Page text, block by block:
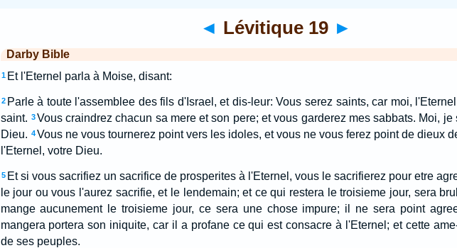
◄ Lévitique 19 ►
Darby Bible
1 Et l'Eternel parla à Moise, disant:
2 Parle à toute l'assemblee des fils d'Israel, et dis-leur: Vous serez saints, car moi,
saint. 3Vous craindrez chacun sa mere et son pere; et vous garderez mes sabbats. Moi,
Dieu. 4 Vous ne vous tournerez point vers les idoles, et vous ne vous ferez point de dieux
l'Eternel, votre Dieu.
5 Et si vous sacrifiez un sacrifice de prosperites à l'Eternel, vous le sacrifierez pour etre
le jour ou vous l'aurez sacrifie, et le lendemain; et ce qui restera le troisieme jour, sera
mange aucunement le troisieme jour, ce sera une chose impure; il ne sera point
mangera portera son iniquite, car il a profane ce qui est consacre à l'Eternel; et cette
de ses peuples.